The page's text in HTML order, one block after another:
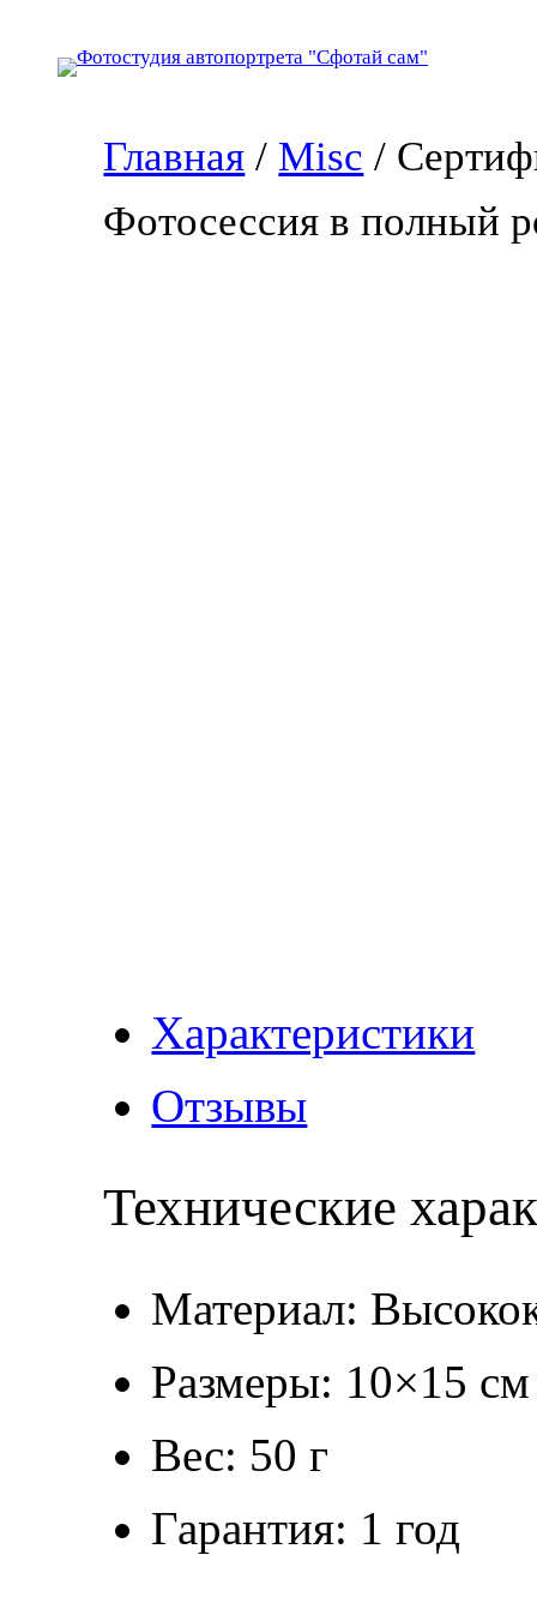
Главная / Misc /
Фотосессия в полный
Характеристики
Отзывы
Технические
Материал:
Размеры: 10×15 см
Вес: 50 г
Гарантия: 1 год